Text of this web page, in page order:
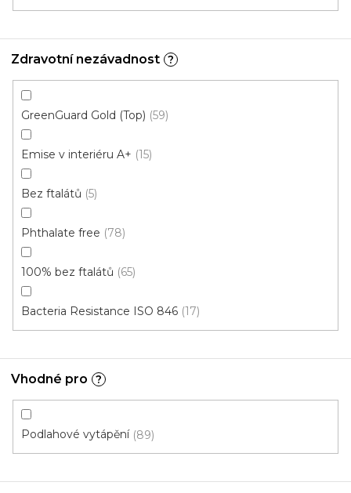
Zdravotní nezávadnost ?
GreenGuard Gold (Top) 59
Emise v interiéru A+ 15
Bez ftalátů 5
Phthalate free 78
100% bez ftalátů 65
Bacteria Resistance ISO 846 17
Vhodné pro ?
Podlahové vytápění 89
od699 Kč/ m2
cena:
Vinylová podlaha DP 9523 Dub podzimní